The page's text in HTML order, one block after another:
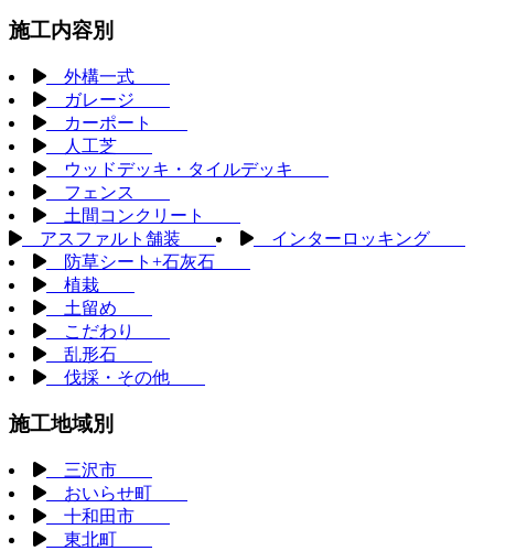
施工内容別
外構一式
ガレージ
カーポート
人工芝
ウッドデッキ・タイルデッキ
フェンス
土間コンクリート
アスファルト舗装
インターロッキング
防草シート+石灰石
植栽
土留め
こだわり
乱形石
伐採・その他
施工地域別
三沢市
おいらせ町
十和田市
東北町